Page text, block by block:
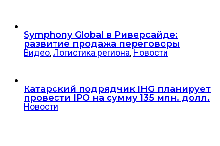
Symphony Global в Риверсайде:
развитие продажа переговоры
Видео,Логистика региона, Новости
Катарский подрядчик IHG планирует
провести IPO на сумму 135 млн. долл.
Новости